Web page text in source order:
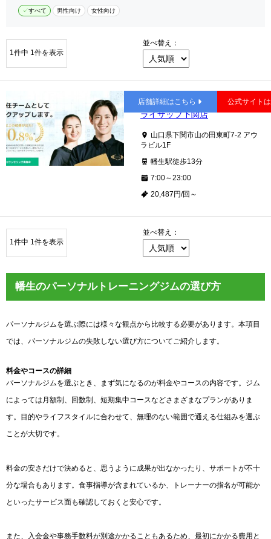
すべて 男性向け 女性向け
1件中 1件を表示
並べ替え：
幡生
ライザップ下関店
山口県下関市山の田東町7-2 アウ
ラビル1F
幡生駅徒歩13分
7:00～23:00
20,487円/回～
店舗詳細はこちら 公式サイト
1件中 1件を表示
並べ替え：
幡生のパーソナルトレーニングジムの選び方
パーソナルジムを選ぶ際には様々な観点から比較する必要があります。本項目
では、パーソナルジムの失敗しない選び方についてご紹介します。
料金やコースの詳細
パーソナルジムを選ぶとき、まず気になるのが料金やコースの内容です。ジム
によっては月額制、回数制、短期集中コースなどさまざまなプランがありま
す。目的やライフスタイルに合わせて、無理のない範囲で通える仕組みを選ぶ
ことが大切です。
料金の安さだけで決めると、思うように成果が出なかったり、サポートが不十
分な場合もあります。食事指導が含まれているか、トレーナーの指名が可能か
といったサービス面も確認しておくと安心です。
また、入会金や事務手数料が別途かかることもあるため、最初にかかる費用と